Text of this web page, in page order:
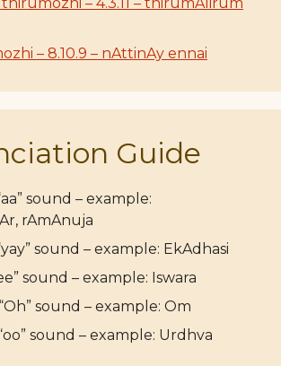
– 8.10.9 – nAttinAy ennai
Guide
sound – example:
rAmAnuja
sound – example: EkAdhasi
sound – example: Iswara
sound – example: Om
sound – example: Urdhva